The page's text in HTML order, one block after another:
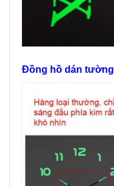
Đồng hồ dán tường